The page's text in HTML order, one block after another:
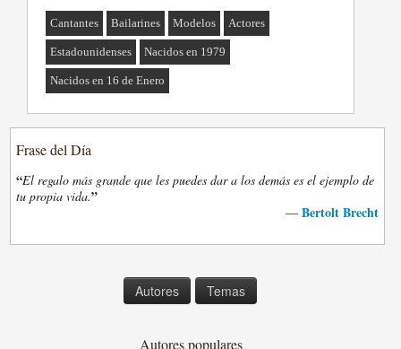
Cantantes Bailarines Modelos Actores
Estadounidenses Nacidos en 1979
Nacidos en 16 de Enero
Frase del Día
“El regalo más grande que les puedes dar a los demás es el ejemplo de
tu propia vida.”
— Bertolt Brecht
Autores Temas
Autores populares